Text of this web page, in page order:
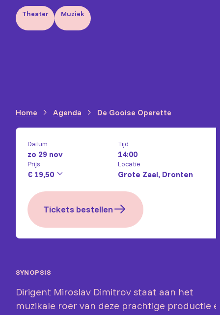
Theater Muziek
Home Agenda De Gooise Operette
Datum
zo 29 nov
Tijd
14:00
Prijs
€ 19,50
Locatie
Grote Zaal, Dronten
Tickets bestellen
SYNOPSIS
Dirigent Miroslav Dimitrov staat aan het
muzikale roer van deze prachtige productie